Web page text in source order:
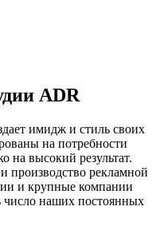
ADR
имидж и стиль своих
на потребности
на высокий результат.
производство рекламной
и крупные компании
число наших постоянных